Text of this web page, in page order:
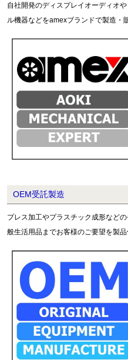
自社開発のディスプレイオーディオ
ル機器などをamexブランドで製造・
OEM受託製造
プレス加工やプラスチック成形など
般生活用品までお客様のご要望を製品